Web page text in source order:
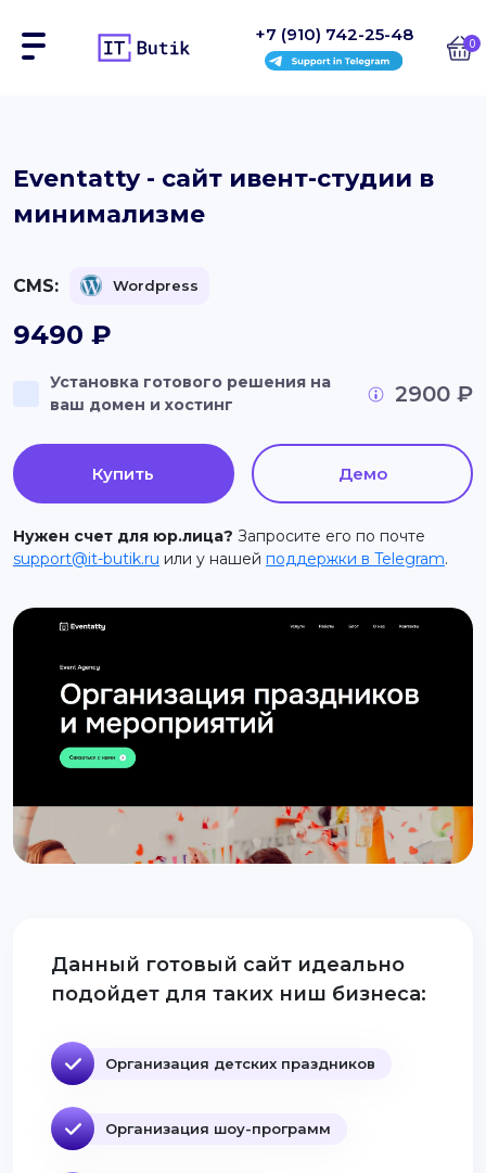
Интернет-магазины
Блог
Контакты
+7 (910) 742-25-48 0
Eventatty - сайт ивент-студии в
минимализме
CMS: Wordpress
9490 ₽
Установка готового решения на
ваш домен и хостинг
2900 ₽
Купить Демо
Нужен счет для юр.лица? Запросите его по почте
support@it-butik.ru или у нашей поддержки в Telegram.
Данный готовый сайт идеально
подойдет для таких ниш бизнеса:
Организация детских праздников
Организация шоу-программ